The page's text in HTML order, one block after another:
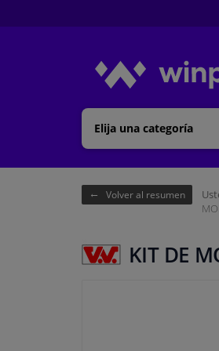
Elija una categoría
Volver al resumen
KIT DE